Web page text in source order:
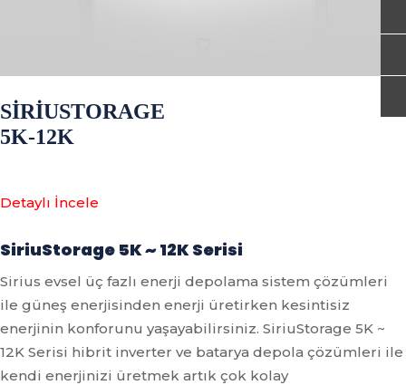
SİRİUSTORAGE
5K-12K
Detaylı İncele
SiriuStorage 5K ~ 12K Serisi
Sirius evsel üç fazlı enerji depolama sistem çözümleri
ile güneş enerjisinden enerji üretirken kesintisiz
enerjinin konforunu yaşayabilirsiniz. SiriuStorage 5K ~
12K Serisi hibrit inverter ve batarya depola çözümleri ile
kendi enerjinizi üretmek artık çok kolay